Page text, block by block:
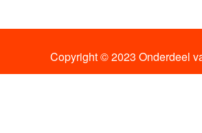
Copyright © 2023 Onderdeel